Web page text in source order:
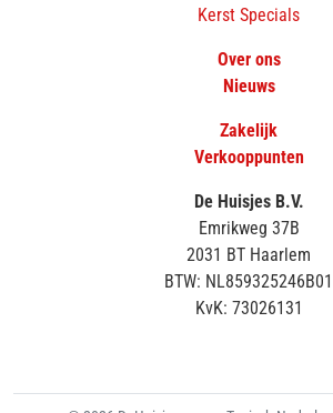
Kerst Specials
Over ons
Nieuws
Zakelijk
Verkooppunten
De Huisjes B.V.
Emrikweg 37B
2031 BT Haarlem
BTW: NL859325246B01
KvK: 73026131